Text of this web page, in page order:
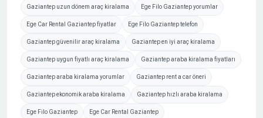
Gaziantep uzun dönem araç kiralama Ege Filo Gaziantep yorumlar
Ege Car Rental Gaziantep fiyatlar Ege Filo Gaziantep telefon
Gaziantep güvenilir araç kiralama Gaziantep en iyi araç kiralama
Gaziantep uygun fiyatlı araç kiralama Gaziantep araba kiralama fiyatları
Gaziantep araba kiralama yorumlar Gaziantep rent a car öneri
Gaziantep ekonomik araba kiralama Gaziantep hızlı araba kiralama
Ege Filo Gaziantep Ege Car Rental Gaziantep